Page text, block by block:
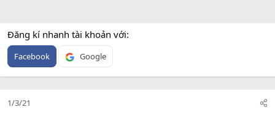
Đăng kí nhanh tài khoản với
Facebook Google
1/3/21